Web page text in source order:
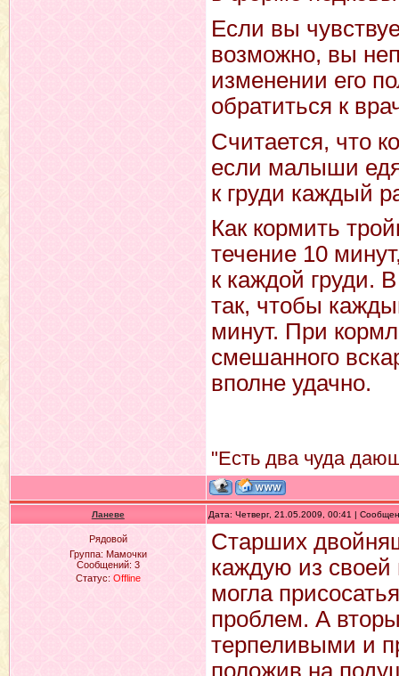
Если вы
возможно, вы
изменении его
обратиться к
Считается, что
если малыши
к груди каждый
Как кормить
течение 10
к каждой груди.
так, чтобы
минут. При
смешанного
вполне удачно.
"Есть два чуда
Ланеве Дата: Четверг, 21.05.2009, 00:41 |
Рядовой
Группа: Мамочки
Сообщений: 3
Статус: Offline
Старших
каждую из своей
могла
проблем. А
терпеливыми и
положив на